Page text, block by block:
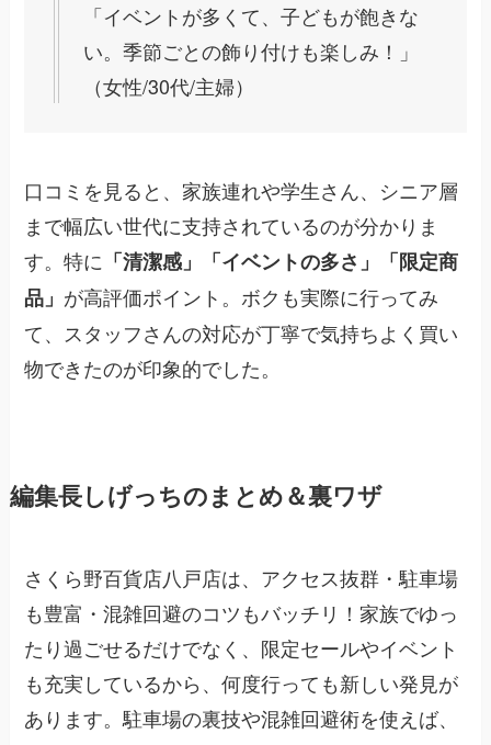
「イベントが多くて、子どもが飽きな
い。季節ごとの飾り付けも楽しみ！」
（女性/30代/主婦）
口コミを見ると、家族連れや学生さん、シニア層
まで幅広い世代に支持されているのが分かりま
す。特に 「清潔感」「イベントの多さ」「限定商
品」 が高評価ポイント。ボクも実際に行ってみ
て、スタッフさんの対応が丁寧で気持ちよく買い
物できたのが印象的でした。
編集長しげっちのまとめ＆裏ワザ
さくら野百貨店八戸店は、アクセス抜群・駐車場
も豊富・混雑回避のコツもバッチリ！家族でゆっ
たり過ごせるだけでなく、限定セールやイベント
も充実しているから、何度行っても新しい発見が
あります。駐車場の裏技や混雑回避術を使えば、